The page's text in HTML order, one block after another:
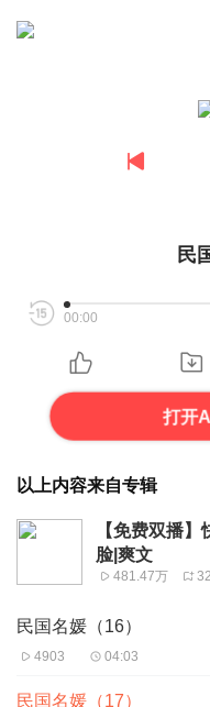
民
00:00
打开
以上内容来自专辑
【免费双播
脸|爽文
481.47万
民国名媛（16）
4903 04:03
民国名媛（17）